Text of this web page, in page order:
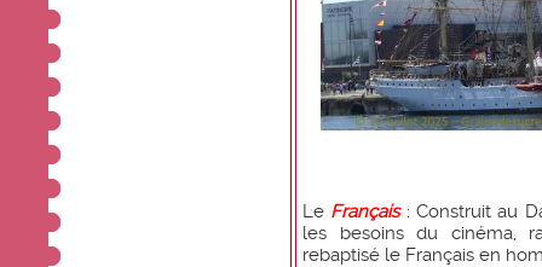
Le Français: Construit au
les besoins du cinéma,
rebaptisé le Français en